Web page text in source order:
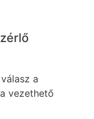
a
vezethető